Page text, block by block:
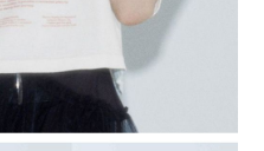
引起之損失，本公司不負相關責
個別帳號之用戶狀況，依本公司即
不足之情形，本公司將視審查結果
訊註冊。若發現惡意使用之情形，
之使用額度並採取法律行動。